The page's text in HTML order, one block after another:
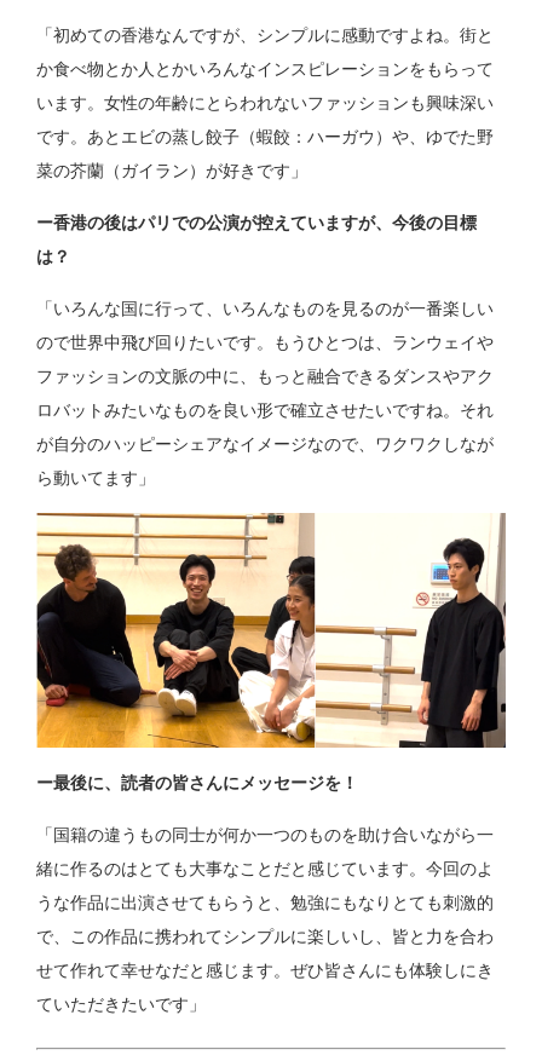
「初めての香港なんですが、シンプルに感動ですよね。街と
か食べ物とか人とかいろんなインスピレーションをもらって
います。女性の年齢にとらわれないファッションも興味深い
です。あとエビの蒸し餃子（蝦餃：ハーガウ）や、ゆでた野
菜の芥蘭（ガイラン）が好きです」
ー香港の後はパリでの公演が控えていますが、今後の目標
は？
「いろんな国に行って、いろんなものを見るのが一番楽しい
ので世界中飛び回りたいです。もうひとつは、ランウェイや
ファッションの文脈の中に、もっと融合できるダンスやアク
ロバットみたいなものを良い形で確立させたいですね。それ
が自分のハッピーシェアなイメージなので、ワクワクしなが
ら動いてます」
ー最後に、読者の皆さんにメッセージを！
「国籍の違うもの同士が何か一つのものを助け合いながら一
緒に作るのはとても大事なことだと感じています。今回のよ
うな作品に出演させてもらうと、勉強にもなりとても刺激的
で、この作品に携われてシンプルに楽しいし、皆と力を合わ
せて作れて幸せなだと感じます。ぜひ皆さんにも体験しにき
ていただきたいです」